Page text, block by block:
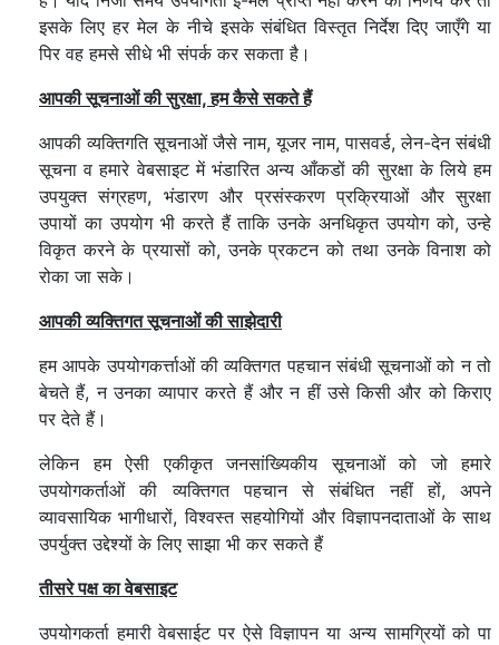
इसके लिए हर मेल के नीचे इसके संबंधित विस्तृत निर्देश दिए जाएँगे या
पिर वह हमसे सीधे भी संपर्क कर सकता है।
आपकी सूचनाओं की सुरक्षा,हम कैसे सकते हैं
आपकी व्यक्तिगति सूचनाओं जैसे नाम, यूजर नाम, पासवर्ड, लेन-देन संबंधी
सूचना व हमारे वेबसाइट में भंडारित अन्य आँकडों की सुरक्षा के लिये हम
उपयुक्त संग्रहण, भंडारण और प्रसंस्करण प्रक्रियाओं और सुरक्षा
उपायों का उपयोग भी करते हैं ताकि उनके अनधिकृत उपयोग को, उन्हे
विकृत करने के प्रयासों को, उनके प्रकटन को तथा उनके विनाश को
रोका जा सके।
आपकी व्यक्तिगत सूचनाओं की साझेदारी
हम आपके उपयोगकर्त्ताओं की व्यक्तिगत पहचान संबंधी सूचनाओं को न तो
बेचते हैं, न उनका व्यापार करते हैं और न हीं उसे किसी और को किराए
पर देते हैं।
लेकिन हम ऐसी एकीकृत जनसांख्यिकीय सूचनाओं को जो हमारे
उपयोगकर्ताओं की व्यक्तिगत पहचान से संबंधित नहीं हों, अपने
व्यावसायिक भागीधारों, विश्वस्त सहयोगियों और विज्ञापनदाताओं के साथ
उपर्युक्त उद्देश्यों के लिए साझा भी कर सकते हैं
तीसरे पक्ष का वेबसाइट
उपयोगकर्ता हमारी वेबसाईट पर ऐसे विज्ञापन या अन्य सामग्रियों को पा